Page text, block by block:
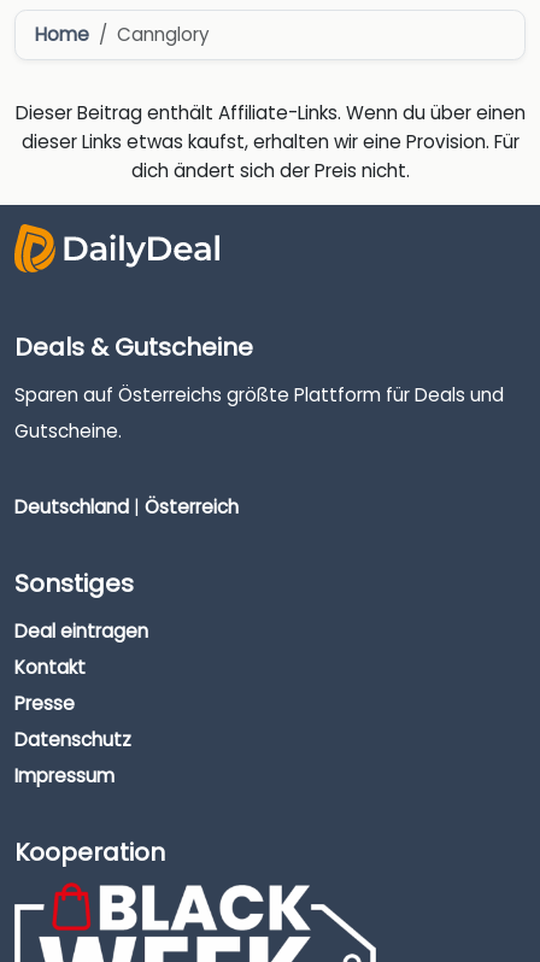
Home Cannglory
Dieser Beitrag enthält Affiliate-Links. Wenn du über einen
dieser Links etwas kaufst, erhalten wir eine Provision. Für
dich ändert sich der Preis nicht.
Deals & Gutscheine
Sparen auf Österreichs größte Plattform für Deals und
Gutscheine.
Deutschland | Österreich
Sonstiges
Deal eintragen
Kontakt
Presse
Datenschutz
Impressum
Kooperation